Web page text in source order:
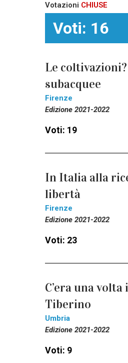
Votazioni CHIUSE
Voti: 16
Le
subacquee
Firenze
Edizione 2021-2022
Voti: 19
In Italia alla
libertà
Firenze
Edizione 2021-2022
Voti: 23
C’era una volta
Tiberino
Umbria
Edizione 2021-2022
Voti: 9